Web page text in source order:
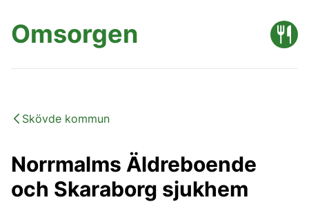
Omsorgen
Skövde kommun
Norrmalms Äldreboende
och Skaraborg sjukhem